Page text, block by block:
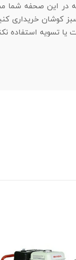
کوشان خریداری
یا تسویه